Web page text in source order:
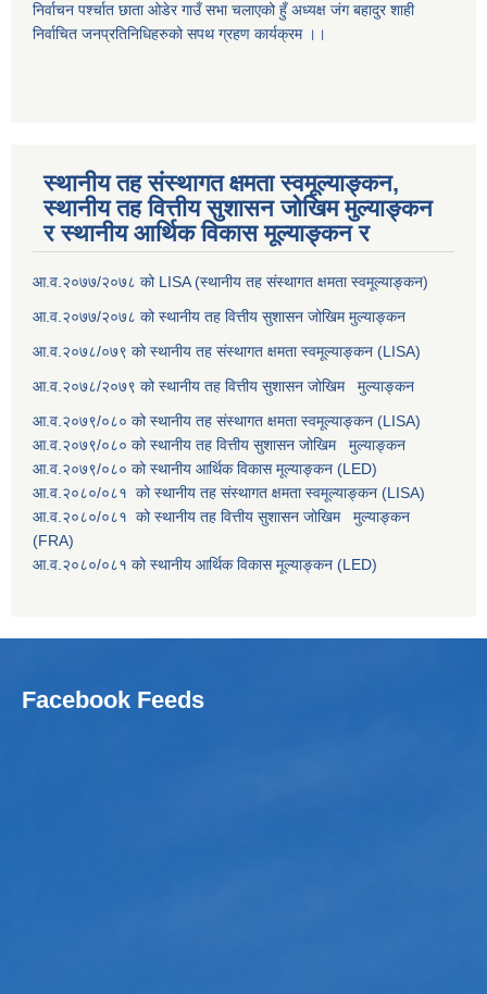
निर्वाचन पर्श्चात छाता ओडेर गाउँ सभा चलाएको हुँ अध्यक्ष जंग बहादुर शाही
निर्वाचित जनप्रतिनिधिहरुको सपथ ग्रहण कार्यक्रम ।।
स्थानीय तह संस्थागत क्षमता स्वमूल्याङ्कन,
स्थानीय तह वित्तीय सुशासन जोखिम मुल्याङ्कन
र स्थानीय आर्थिक विकास मूल्याङ्कन र
आ.व.२०७७/२०७८ को LISA (स्थानीय तह संस्थागत क्षमता स्वमूल्याङ्कन)
आ.व.२०७७/२०७८ को स्थानीय तह वित्तीय सुशासन जोखिम मुल्याङ्कन
आ.व.२०७८/०७९ को स्थानीय तह संस्थागत क्षमता स्वमूल्याङ्कन (LISA)
आ.व.२०७८/२०७९ को स्थानीय तह वित्तीय सुशासन जोखिम मुल्याङ्कन
आ.व.२०७९/०८० को स्थानीय तह संस्थागत क्षमता स्वमूल्याङ्कन (LISA)
आ.व.२०७९/०८० को स्थानीय तह वित्तीय सुशासन जोखिम मुल्याङ्कन
आ.व.२०७९/०८० को स्थानीय आर्थिक विकास मूल्याङ्कन (LED)
आ.व.२०८०/०८१ को स्थानीय तह संस्थागत क्षमता स्वमूल्याङ्कन (LISA)
आ.व.२०८०/०८१ को स्थानीय तह वित्तीय सुशासन जोखिम मुल्याङ्कन
(FRA)
आ.व.२०८०/०८१ को स्थानीय आर्थिक विकास मूल्याङ्कन (LED)
Facebook Feeds